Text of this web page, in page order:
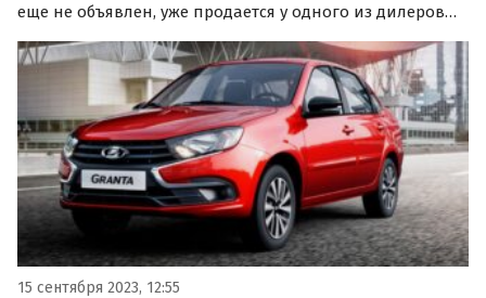
еще не объявлен, уже продается у одного из дилеров
«допов» оценил ее в 1 289 900 рублей, сообщают
«Автоновости дня».
15 сентября 2023, 12:55